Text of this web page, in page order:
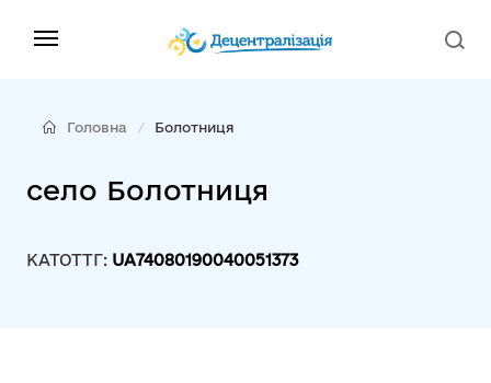
Головна Болотниця
село Болотниця
КАТОТТГ: UA74080190040051373